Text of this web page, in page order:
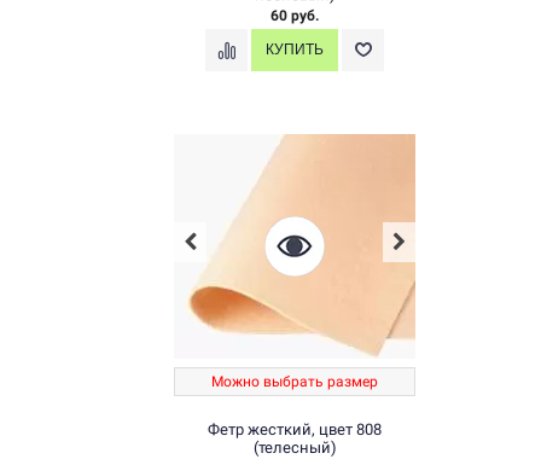
60 руб.
Можно выбрать размер
Фетр жесткий, цвет 808
(телесный)